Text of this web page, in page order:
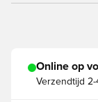
Online op
Verzendtijd 2-